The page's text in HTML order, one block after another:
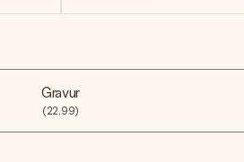
Gravur
(22,99)